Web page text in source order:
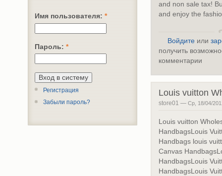
Имя пользователя: *
Пароль: *
Регистрация
Забыли пароль?
and non sale tax!
and enjoy the
Войдитеили
получить
комментарии
Louis vuitton
store01 — Ср, 18/04/
Louis vuitton
HandbagsLouis
Handbags louis
Canvas
HandbagsLouis
HandbagsLouis